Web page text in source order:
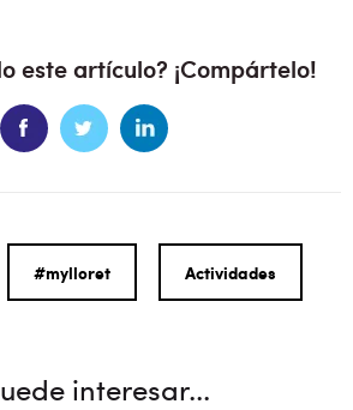
este artículo? ¡Compártelo!
#mylloret Actividades
interesar...